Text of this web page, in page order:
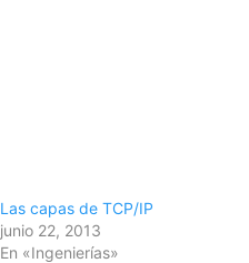
Las capas de TCP/IP
junio 22, 2013
En «Ingenierías»